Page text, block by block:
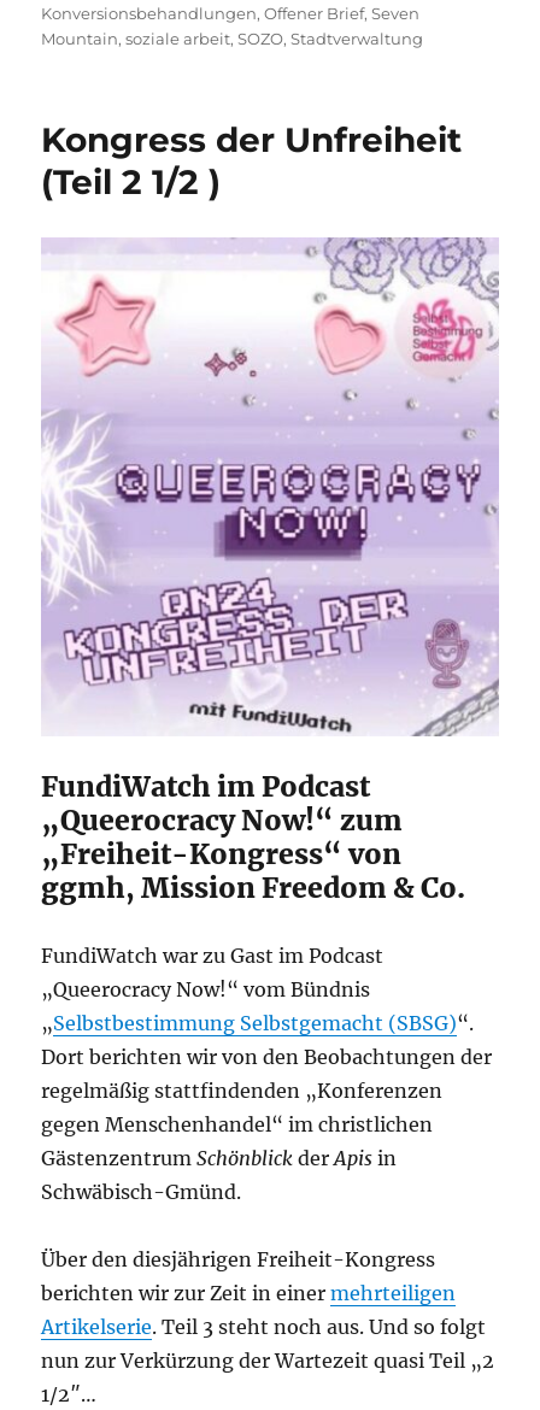
Konversionsbehandlungen,Offener Brief,Seven
Mountain,soziale arbeit,SOZO,Stadtverwaltung
Kongress der Unfreiheit
(Teil 2 1/2 )
FundiWatch im Podcast
„Queerocracy Now!“ zum
„Freiheit-Kongress“ von
ggmh, Mission Freedom & Co.
FundiWatch war zu Gast im Podcast
„Queerocracy Now!“ vom Bündnis
„Selbstbestimmung Selbstgemacht (SBSG)“.
Dort berichten wir von den Beobachtungen der
regelmäßig stattfindenden „Konferenzen
gegen Menschenhandel“ im christlichen
GästenzentrumSchönblick derApis in
Schwäbisch-Gmünd.
Über den diesjährigen Freiheit-Kongress
berichten wir zur Zeit in einermehrteiligen
Artikelserie. Teil 3 steht noch aus. Und so folgt
nun zur Verkürzung der Wartezeit quasi Teil „2
1/2″…